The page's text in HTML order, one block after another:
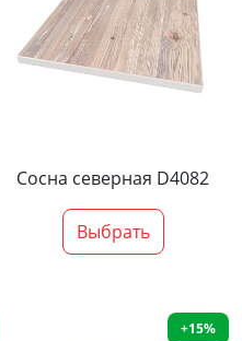
Сосна северная D4082
Выбрать
+15%